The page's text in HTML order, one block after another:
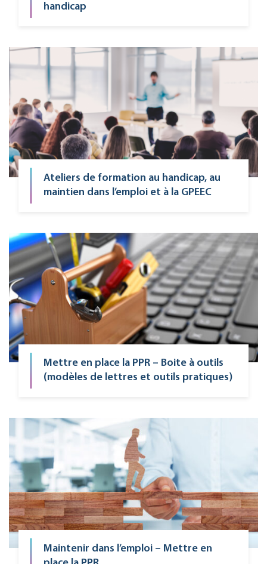
handicap
Ateliers de formation au handicap, au
maintien dans l’emploi et à la GPEEC
Mettre en place la PPR – Boite à outils
(modèles de lettres et outils pratiques)
Maintenir dans l’emploi – Mettre en